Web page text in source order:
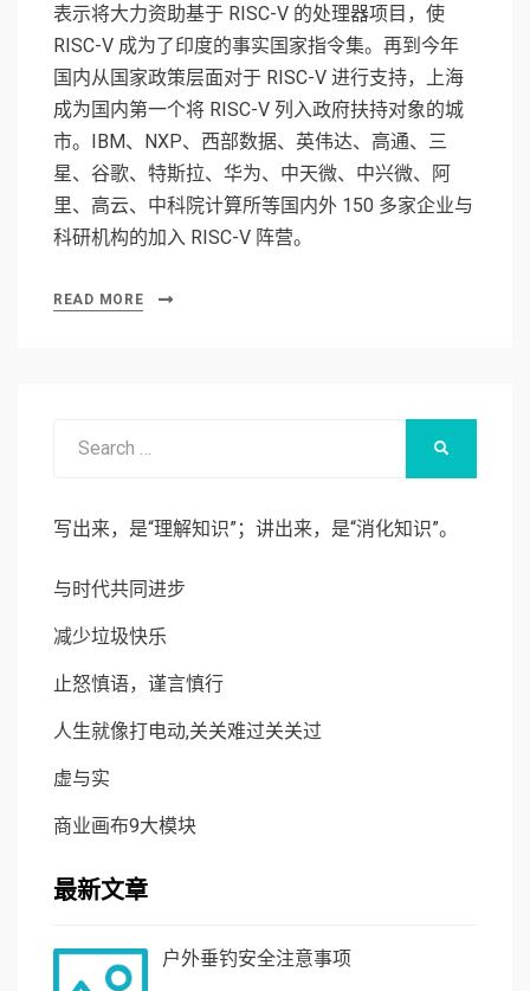
表示将大力资助基于 RISC-V 的处理器项目，使
RISC-V 成为了印度的事实国家指令集。再到今年
国内从国家政策层面对于 RISC-V 进行支持，上海
成为国内第一个将 RISC-V 列入政府扶持对象的城
市。IBM、NXP、西部数据、英伟达、高通、三
星、谷歌、特斯拉、华为、中天微、中兴微、阿
里、高云、中科院计算所等国内外 150 多家企业与
科研机构的加入 RISC-V 阵营。
READ MORE
写出来，是“理解知识”；讲出来，是“消化知识”。
与时代共同进步
减少垃圾快乐
止怒慎语，谨言慎行
人生就像打电动,关关难过关关过
虚与实
商业画布9大模块
最新文章
户外垂钓安全注意事项